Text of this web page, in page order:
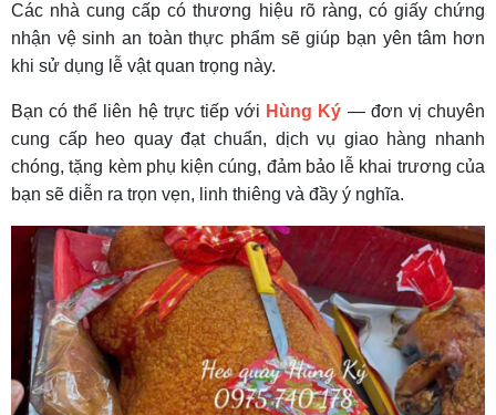
Các nhà cung cấp có thương hiệu rõ ràng, có giấy chứng
nhận vệ sinh an toàn thực phẩm sẽ giúp bạn yên tâm hơn
khi sử dụng lễ vật quan trọng này.
Bạn có thể liên hệ trực tiếp với Hùng Ký — đơn vị chuyên
cung cấp heo quay đạt chuẩn, dịch vụ giao hàng nhanh
chóng, tặng kèm phụ kiện cúng, đảm bảo lễ khai trương của
bạn sẽ diễn ra trọn vẹn, linh thiêng và đầy ý nghĩa.